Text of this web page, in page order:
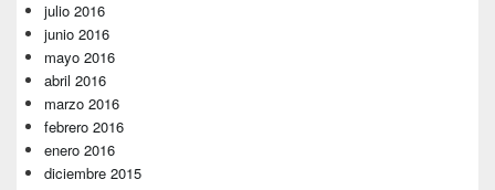
julio 2016
junio 2016
mayo 2016
abril 2016
marzo 2016
febrero 2016
enero 2016
diciembre 2015